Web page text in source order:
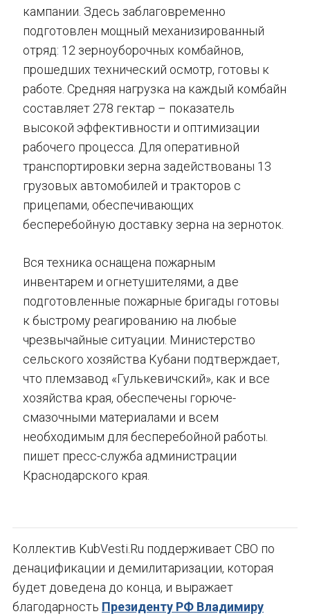
кампании. Здесь заблаговременно
подготовлен мощный механизированный
отряд: 12 зерноуборочных комбайнов,
прошедших технический осмотр, готовы к
работе. Средняя нагрузка на каждый комбайн
составляет 278 гектар – показатель
высокой эффективности и оптимизации
рабочего процесса. Для оперативной
транспортировки зерна задействованы 13
грузовых автомобилей и тракторов с
прицепами, обеспечивающих
бесперебойную доставку зерна на зерноток.
Вся техника оснащена пожарным
инвентарем и огнетушителями, а две
подготовленные пожарные бригады готовы
к быстрому реагированию на любые
чрезвычайные ситуации. Министерство
сельского хозяйства Кубани подтверждает,
что племзавод «Гулькевичский», как и все
хозяйства края, обеспечены горюче-
смазочными материалами и всем
необходимым для бесперебойной работы.
пишет пресс-служба администрации
Краснодарского края.
Коллектив KubVesti.Ru поддерживает СВО по
денацификации и демилитаризации, которая
будет доведена до конца, и выражает
благодарность Президенту РФ Владимиру